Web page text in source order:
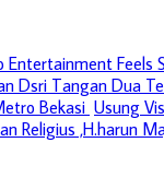
Entertainment Feels
Dsri Tangan Dua
Bekasi Usung
Religius ,H.harun